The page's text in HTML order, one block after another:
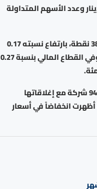
في بورصة عمان، اليوم الاثنين، 9.7 مليون دينار وعدد الأسهم المتداولة
وارتفع الرقم القياسي العام لأسعار الأسهم لإغلاق هذا اليوم إلى 3858 نقطة، بارتفاع نسبته 0.17
بالمئة، إذ ارتفع الرقم القياسي في قطاع الصناعة بنسبة 0.71 بالمئة، وفي القطاع المالي بنسبة 0.27
وبمقارنة أسعار الإغلاق للشركات المتداولة لهذا اليوم والبالغ عددها 94 شركة مع إغلاقاتها
شركة ارتفاعا في أسعار أسهمها، و 31 شركة أظهرت انخفاضاً في أسعار